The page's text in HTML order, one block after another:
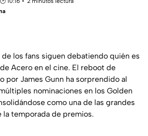
los fans siguen debatiendo quién es
Acero en el cine. El reboot de
por James Gunn ha sorprendido al
nominaciones en los Golden
como una de las grandes
temporada de premios.